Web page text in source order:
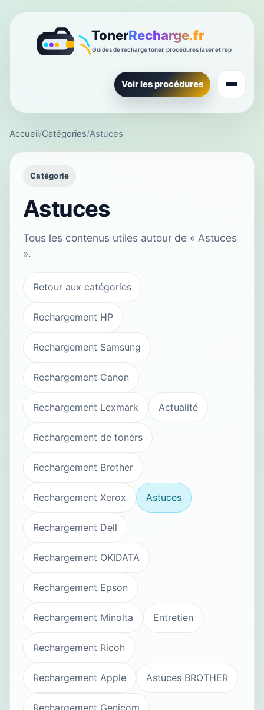
Voir les procédures
Accueil/Catégories/Astuces
Catégorie
Astuces
Tous les contenus utiles autour de « Astuces
».
Retour aux catégories
Rechargement HP
Rechargement Samsung
Rechargement Canon
Rechargement Lexmark Actualité
Rechargement de toners
Rechargement Brother
Rechargement Xerox Astuces
Rechargement Dell
Rechargement OKIDATA
Rechargement Epson
Rechargement Minolta Entretien
Rechargement Ricoh
Rechargement Apple Astuces BROTHER